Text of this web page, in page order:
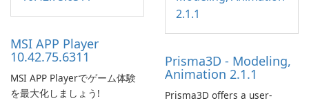
MSI APP Player
10.42.75.6311
MSI APP Playerでゲーム体験
を最大化しましょう!
Prisma3D - Modeling,
Animation 2.1.1
Prisma3D offers a user-